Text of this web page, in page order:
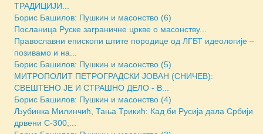
ТРАДИЦИЈИ...
Борис Башилов: Пушкин и масонство (6)
Посланица Руске заграничне цркве о масонству...
Православни епископи штите породице од ЛГБТ идеологије –
позивамо и на...
Борис Башилов: Пушкин и масонство (5)
МИТРОПОЛИТ ПЕТРОГРАДСКИ ЈОВАН (СНИЧЕВ):
СВЕШТЕНО ЈЕ И СТРАШНО ДЕЛО - В...
Борис Башилов: Пушкин и масонство (4)
Љубинка Милинчић, Тања Трикић: Кад би Русија дала Србији
дрвени С-300,...